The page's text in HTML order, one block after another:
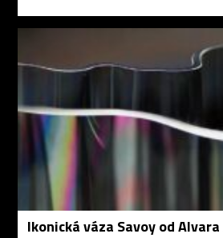
Ikonická váza Savoy od